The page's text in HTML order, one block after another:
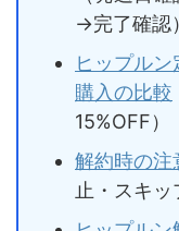
→完了確認）
ヒップル
購入の比較
15%OFF）
解約時の注
止・スキッ